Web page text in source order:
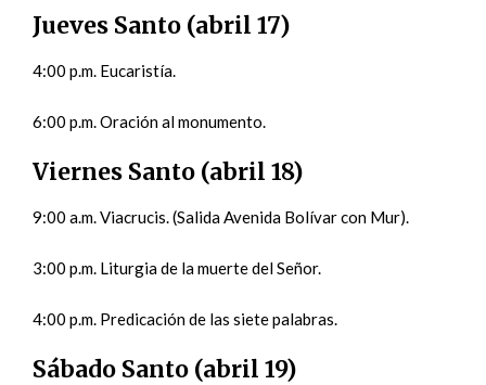
Jueves Santo (abril 17)
4:00 p.m. Eucaristía.
6:00 p.m. Oración al monumento.
Viernes Santo (abril 18)
9:00 a.m. Viacrucis. (Salida Avenida Bolívar con Mur).
3:00 p.m. Liturgia de la muerte del Señor.
4:00 p.m. Predicación de las siete palabras.
Sábado Santo (abril 19)